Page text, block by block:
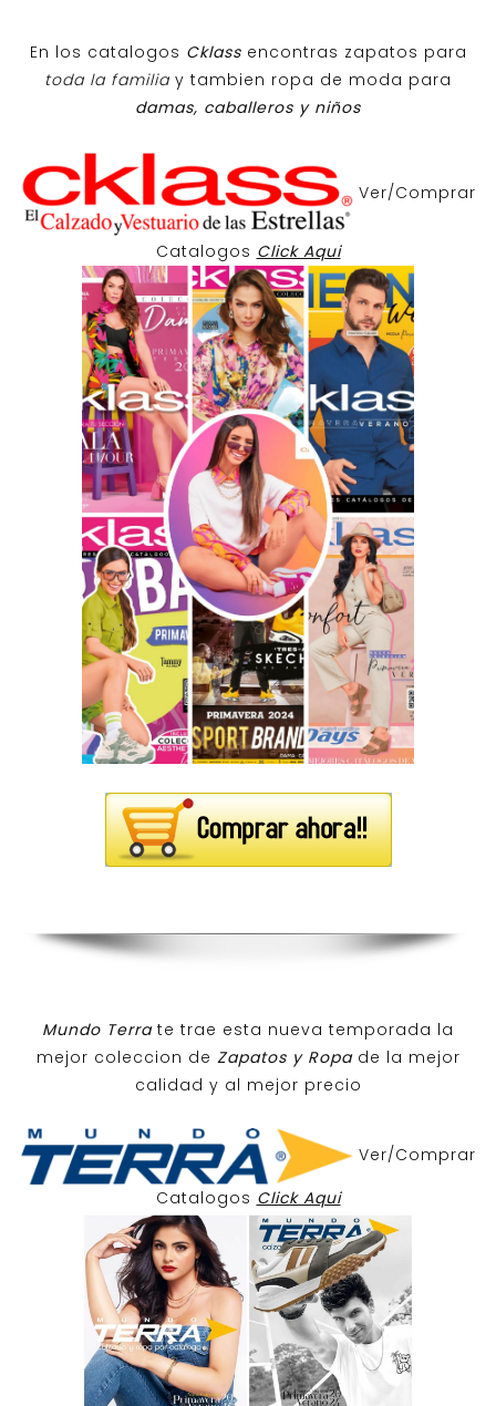
En los catalogos Cklass encontras zapatos para
toda la familiay tambien ropa de moda para
damas, caballeros y niños
Ver/Comprar
Catalogos Click Aqui
Mundo Terra te trae esta nueva temporada la
mejor coleccion de Zapatos y Ropa de la mejor
calidad y al mejor precio
Ver/Comprar
Catalogos Click Aqui